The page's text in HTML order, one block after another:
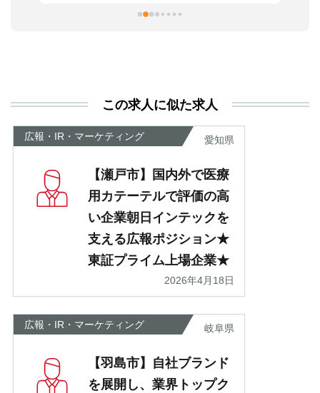
が
この求人に似た求人
広報・IR・マーケティング 愛知県
【瀬戸市】国内外で医療
用カテーテルで評価の高
い企業朝日インテックを
支える広報ポジション★
東証プライム上場企業★
2026年4月18日
広報・IR・マーケティング 岐阜県
【羽島市】自社ブランド
を展開し、業界トップク